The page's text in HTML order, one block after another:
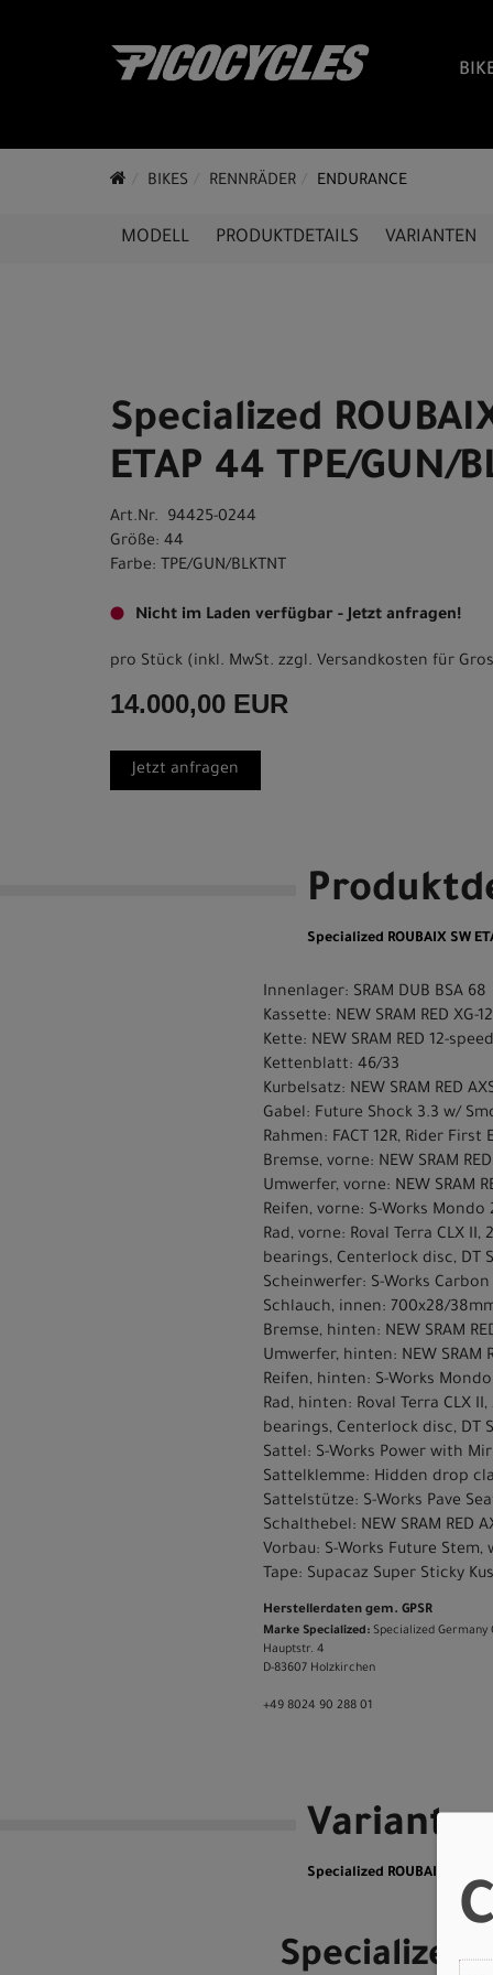
BIKES RENNRÄDER ENDURANCE
MODELL PRODUKTDETAILS VARIANTEN
Specialized
ETAP 44 TPE/GUN/
Art.Nr. 94425-0244
Größe: 44
Farbe: TPE/GUN/BLKTNT
Nicht im Laden verfügbar - Jetzt anfragen!
pro Stück (inkl. MwSt. zzgl. Versandkosten für
14.000,00 EUR
Jetzt anfragen
Specialized ROUBAIX SW
Innenlager: SRAM DUB BSA 68
Kassette: NEW SRAM RED XG-
Kette: NEW SRAM RED 12-speed
Kettenblatt: 46/33
Kurbelsatz: NEW SRAM RED
Gabel: Future Shock 3.3 w/
Rahmen: FACT 12R, Rider
Bremse, vorne: NEW SRAM
Umwerfer, vorne: NEW SRAM
Reifen, vorne: S-Works Mondo
Rad, vorne: Roval Terra CLX
bearings, Centerlock disc, DT
Scheinwerfer: S-Works
Schlauch, innen: 700x28/
Bremse, hinten: NEW SRAM
Umwerfer, hinten: NEW SRAM
Reifen, hinten: S-Works Mondo
Rad, hinten: Roval Terra CLX
bearings, Centerlock disc, DT
Sattel: S-Works Power with
Sattelklemme: Hidden drop
Sattelstütze: S-Works Pave
Schalthebel: NEW SRAM RED
Vorbau: S-Works Future
Tape: Supacaz Super Sticky
Herstellerdaten gem. GPSR
Marke Specialized: Specialized Germany
Hauptstr. 4
D-83607 Holzkirchen
+49 8024 90 288 01
Varianten
Specialized ROUBAIX SW
Specialized